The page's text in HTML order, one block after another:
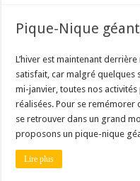
Pique-Nique
L’hiver est maintenant
satisfait, car malgré quelques
mi-janvier, toutes nos
réalisées. Pour se remémorer
se retrouver dans un grand
proposons un pique-nique
Lire plus